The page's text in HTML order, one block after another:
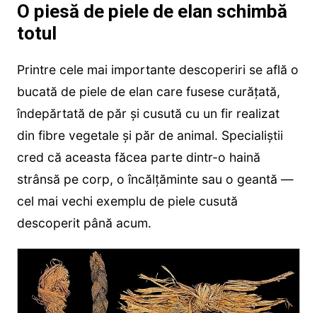
O piesă de piele de elan schimbă
totul
Printre cele mai importante descoperiri se află o
bucată de piele de elan care fusese curățată,
îndepărtată de păr și cusută cu un fir realizat
din fibre vegetale și păr de animal. Specialiștii
cred că aceasta făcea parte dintr-o haină
strânsă pe corp, o încălțăminte sau o geantă —
cel mai vechi exemplu de piele cusută
descoperit până acum.